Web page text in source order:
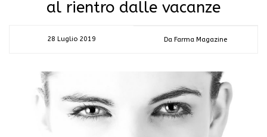
al rientro dalle vacanze
28 Luglio 2019 Da Farma Magazine